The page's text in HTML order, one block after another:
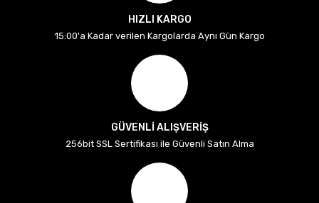
HIZLI KARGO
15:00'a Kadar verilen Kargolarda Aynı Gün Kargo
GÜVENLİ ALIŞVERİŞ
256bit SSL Sertifikası ile Güvenli Satın Alma